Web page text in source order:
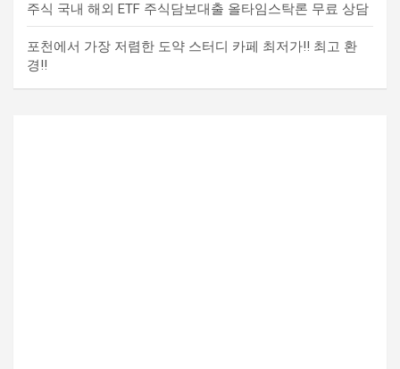
주식 국내 해외 ETF 주식담보대출 올타임스탁론 무료 상담
포천에서 가장 저렴한 도약 스터디 카페 최저가!! 최고 환
경!!